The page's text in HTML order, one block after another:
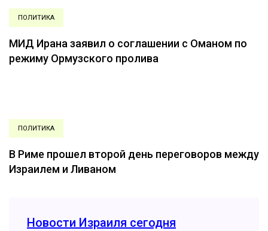
ПОЛИТИКА
МИД Ирана заявил о соглашении с Оманом по
режиму Ормузского пролива
ПОЛИТИКА
В Риме прошел второй день переговоров между
Израилем и Ливаном
Новости Израиля сегодня